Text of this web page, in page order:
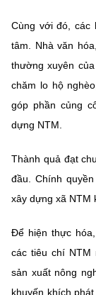
Cùng với đó, các
tâm. Nhà văn
thường xuyên
chăm lo hộ
góp phần củng
dựng NTM.
Thành quả đạt
đầu. Chính
xây dựng xã NTM
Để hiện thực
các tiêu chí NTM
sản xuất nông
khuyến khích